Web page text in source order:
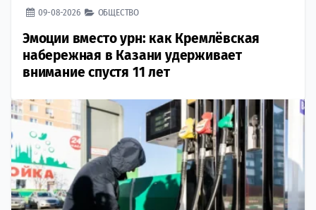
09-08-2026 ОБЩЕСТВО
Эмоции вместо урн: как Кремлёвская
набережная в Казани удерживает
внимание спустя 11 лет